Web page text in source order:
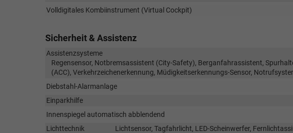
Volldigitales Kombiinstrument (Virtual Cockpit)
Sicherheit & Assistenz
Assistenzsysteme
Regensensor, Notbremsassistent (City-Safety), Berganfahrassistent,
(ACC), Verkehrzeichenerkennung, Müdigkeitserkennungs-Sensor,
Diebstahl-Alarmanlage
Einparkhilfe
Innenspiegel automatisch abblendend
Lichttechnik
Lichtsensor, Tagfahrlicht, LED-Scheinwerfer,